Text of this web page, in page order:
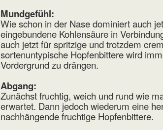
Mundgefühl:
Wie schon in der Nase dominiert auch
eingebundene Kohlensäure in
auch jetzt für spritzige und trotzdem
sortenuntypische Hopfenbittere wird
Vordergrund zu drängen.
Abgang:
Zunächst fruchtig, weich und rund wie
erwartet. Dann jedoch wiederum eine
nachhängende fruchtige Hopfenbittere.